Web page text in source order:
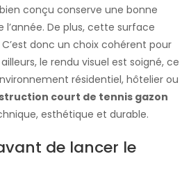
conçu conserve une bonne
De plus, cette surface
donc un choix cohérent pour
le rendu visuel est soigné, ce
résidentiel, hôtelier ou
court de tennis gazon
esthétique et durable.
de lancer le